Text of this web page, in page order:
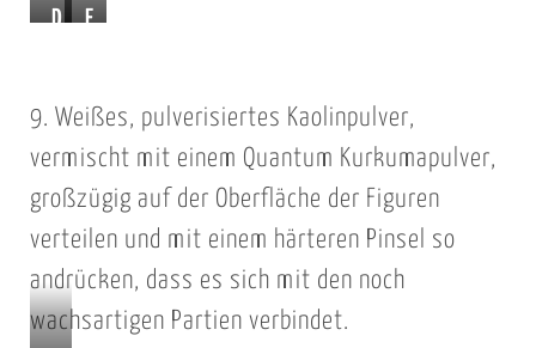
g
r
a
c
h
r
r
t
D
k
b
e
s
ä
u
F
t
i
g
a
g
e
9. Weißes, pulverisiertes Kaolinpulver,
vermischt mit einem Quantum Kurkumapulver,
großzügig auf der Oberfläche der Figuren
verteilen und mit einem härteren Pinsel so
andrücken, dass es sich mit den noch
wachsartigen Partien verbindet.